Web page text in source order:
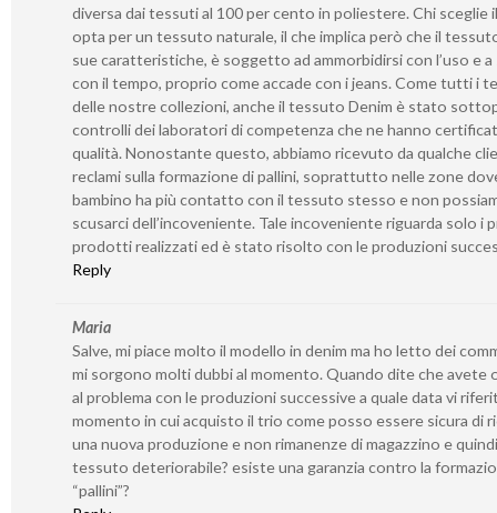
diversa dai tessuti al 100 per cento in poliestere. Chi sceglie
opta per un tessuto naturale, il che implica però che il
sue caratteristiche, è soggetto ad ammorbidirsi con l’uso e a
con il tempo, proprio come accade con i jeans. Come tutti i
delle nostre collezioni, anche il tessuto Denim è stato
controlli dei laboratori di competenza che ne hanno
qualità. Nonostante questo, abbiamo ricevuto da qualche
reclami sulla formazione di pallini, soprattutto nelle zone
bambino ha più contatto con il tessuto stesso e non
scusarci dell’incoveniente. Tale incoveniente riguarda solo i
prodotti realizzati ed è stato risolto con le produzioni
Reply
Maria
Salve, mi piace molto il modello in denim ma ho letto dei
mi sorgono molti dubbi al momento. Quando dite che avete
al problema con le produzioni successive a quale data vi
momento in cui acquisto il trio come posso essere sicura di
una nuova produzione e non rimanenze di magazzino e
tessuto deteriorabile? esiste una garanzia contro la
“pallini”?